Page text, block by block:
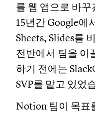
를 웹 앱으로 바
15년간 Google에
Sheets, Slides를
전반에서 팀을 이
하기 전에는
SVP를 맡고 있었
Notion 팀이 목표